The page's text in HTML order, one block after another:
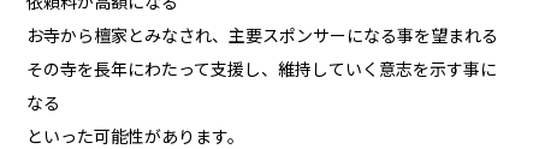
お寺から檀家とみなされ、主要スポンサーになる事を望まれる
その寺を長年にわたって支援し、維持していく意志を示す事に
なる
といった可能性があります。